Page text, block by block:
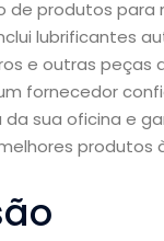
de produtos para
lubrificantes
e outras peças
fornecedor
sua oficina e
produtos